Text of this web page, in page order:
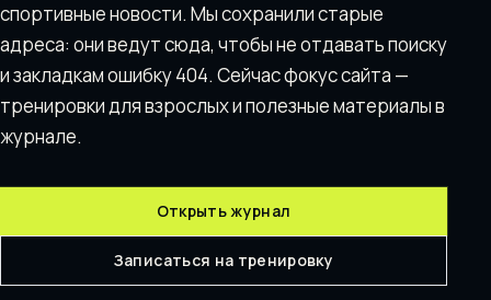
спортивные новости. Мы сохранили старые
адреса: они ведут сюда, чтобы не отдавать поискy
и закладкам ошибку 404. Сейчас фокус сайта —
тренировки для взрослых и полезные материалы в
журнале.
Открыть журнал
Записаться на тренировку